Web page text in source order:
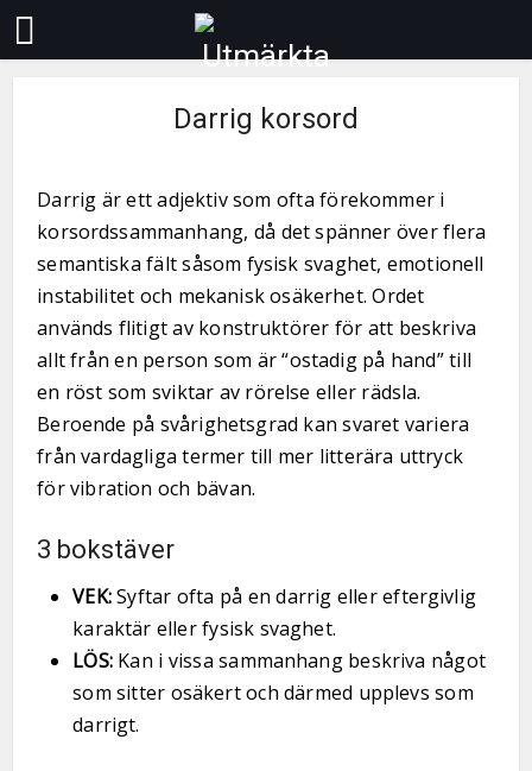
Darrig korsord
Darrig är ett adjektiv som ofta förekommer i
korsordssammanhang, då det spänner över flera
semantiska fält såsom fysisk svaghet, emotionell
instabilitet och mekanisk osäkerhet. Ordet
används flitigt av konstruktörer för att beskriva
allt från en person som är “ostadig på hand” till
en röst som sviktar av rörelse eller rädsla.
Beroende på svårighetsgrad kan svaret variera
från vardagliga termer till mer litterära uttryck
för vibration och bävan.
3 bokstäver
VEK:Syftar ofta på en darrig eller eftergivlig
karaktär eller fysisk svaghet.
LÖS:Kan i vissa sammanhang beskriva något
som sitter osäkert och därmed upplevs som
darrigt.